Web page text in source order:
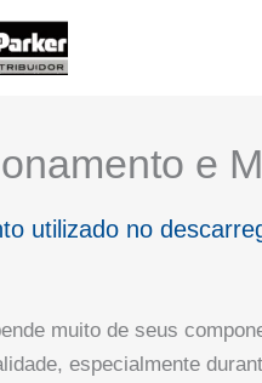
e
utilizado no
muito de seus
especialmente